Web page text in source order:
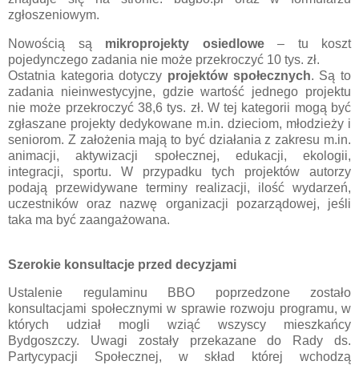
zgłoszeniowym.
Nowością są mikroprojekty osiedlowe– tu koszt
pojedynczego zadania nie może przekroczyć 10 tys. zł.
Ostatnia kategoria dotyczy projektów społecznych. Są to
zadania nieinwestycyjne, gdzie wartość jednego projektu
nie może przekroczyć 38,6 tys. zł. W tej kategorii mogą być
zgłaszane projekty dedykowane m.in. dzieciom, młodzieży i
seniorom. Z założenia mają to być działania z zakresu m.in.
animacji, aktywizacji społecznej, edukacji, ekologii,
integracji, sportu. W przypadku tych projektów autorzy
podają przewidywane terminy realizacji, ilość wydarzeń,
uczestników oraz nazwę organizacji pozarządowej, jeśli
taka ma być zaangażowana.
Szerokie konsultacje przed decyzjami
Ustalenie regulaminu BBO poprzedzone zostało
konsultacjami społecznymi w sprawie rozwoju programu, w
których udział mogli wziąć wszyscy mieszkańcy
Bydgoszczy. Uwagi zostały przekazane do Rady ds.
Partycypacji Społecznej, w skład której wchodzą